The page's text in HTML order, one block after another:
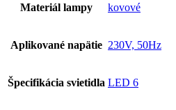
Materiál lampy kovové
Aplikované napätie 230V, 50Hz
Špecifikácia svietidla LED 6